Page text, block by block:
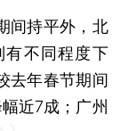
持平外，北
有不同程度下
去年春节期间
近7成；广州